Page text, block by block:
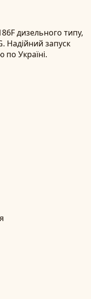
дизельного типу,
Надійний запуск
по Україні.